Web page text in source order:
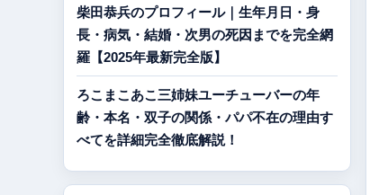
柴田恭兵のプロフィール｜生年月日・身
長・病気・結婚・次男の死因までを完全網
羅【2025年最新完全版】
ろこまこあこ三姉妹ユーチューバーの年
齢・本名・双子の関係・パパ不在の理由す
べてを詳細完全徹底解説！